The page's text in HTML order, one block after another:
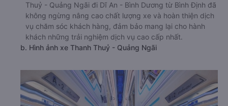
Thuỷ - Quảng Ngãi đi Dĩ An - Bình Dương từ Bình Định đã
không ngừng nâng cao chất lượng xe và hoàn thiện dịch
vụ chăm sóc khách hàng, đảm bảo mang lại cho hành
khách những trải nghiệm dịch vụ cao cấp nhất.
b. Hình ảnh xe Thanh Thuỷ - Quảng Ngãi